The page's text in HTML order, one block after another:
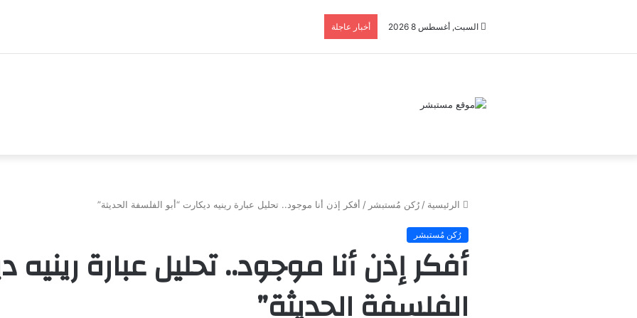
السبت, أغسطس 8 2026 أخبار عاجلة
الرئيسية / رُكن مُستبشر / أفكر إذن أنا موجود.. تحليل عبارة رينيه ديكارت “أبو الفلسفة الحديثة”
رُكن مُستبشر
أفكر إذن أنا موجود.. تحليل عبارة رينيه
الفلسفة الحديثة”